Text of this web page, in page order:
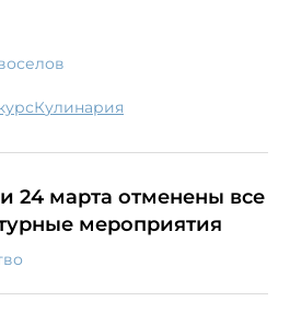
кулинария
24 марта отменены все
мероприятия